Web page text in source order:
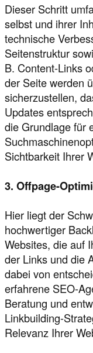
Dieser Schritt
selbst und ihrer
technische
Seitenstruktur
B. Content-Links
der Seite werden
sicherzustellen,
Updates
die Grundlage für
Sichtbarkeit Ihrer
3. Offpage-
Hier liegt der
hochwertiger
Websites, die auf
der Links und die
dabei von
erfahrene SEO-
Beratung und
Linkbuilding-
Relevanz Ihrer